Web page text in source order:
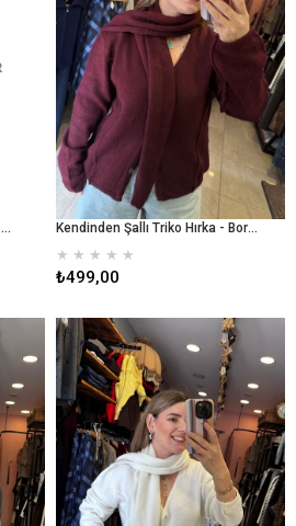
Bebe Mavisi Şifon Transparan Gömlek Kendinden Şallı Triko Hırka - Bordo
★ ★ ★ ★ ★
₺499,00